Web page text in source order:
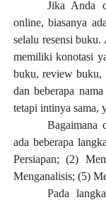
Jika Anda
online, biasanya
selalu resensi buku.
memiliki konotasi
buku, review buku,
dan beberapa
tetapi intinya sama,
Bagaimana
ada beberapa
Persiapan; (2)
Menganalisis; (5)
Pada